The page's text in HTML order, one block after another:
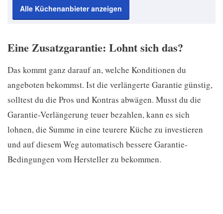
Alle Küchenanbieter anzeigen
Eine Zusatzgarantie: Lohnt sich das?
Das kommt ganz darauf an, welche Konditionen du
angeboten bekommst. Ist die verlängerte Garantie günstig,
solltest du die Pros und Kontras abwägen. Musst du die
Garantie-Verlängerung teuer bezahlen, kann es sich
lohnen, die Summe in eine teurere Küche zu investieren
und auf diesem Weg automatisch bessere Garantie-
Bedingungen vom Hersteller zu bekommen.